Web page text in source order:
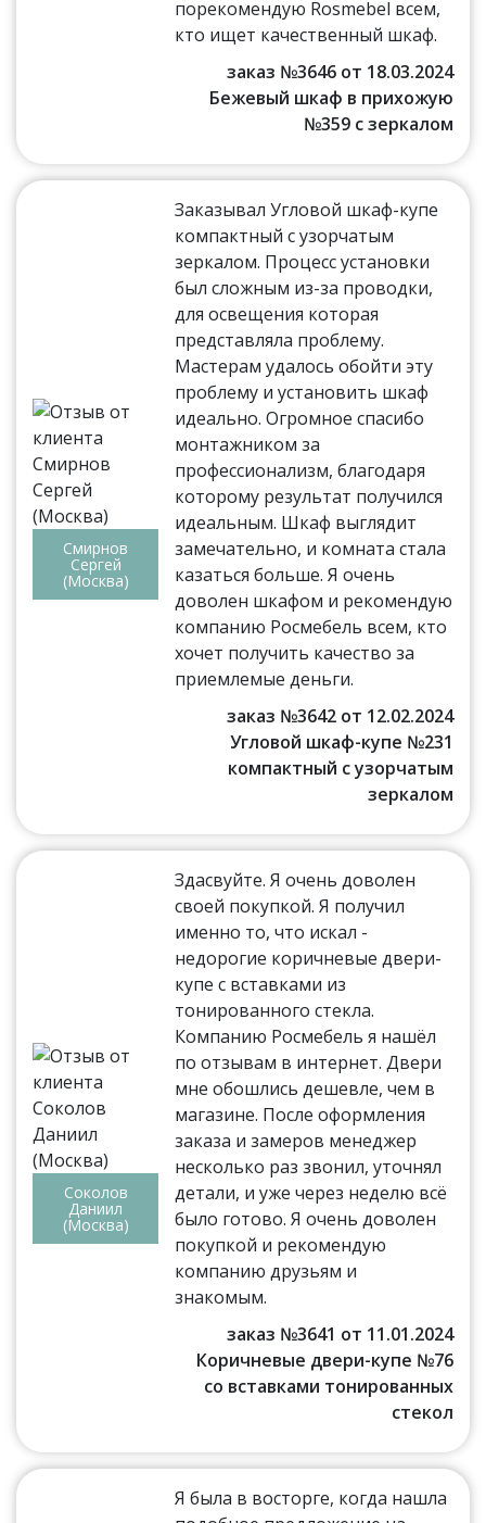
порекомендую Rosmebel всем,
кто ищет качественный шкаф.
заказ №3646 от 18.03.2024
Бежевый шкаф в прихожую
№359 с зеркалом
Смирнов
Сергей
(Москва)
Заказывал Угловой шкаф-купе
компактный с узорчатым
зеркалом. Процесс установки
был сложным из-за проводки,
для освещения которая
представляла проблему.
Мастерам удалось обойти эту
проблему и установить шкаф
идеально. Огромное спасибо
монтажником за
профессионализм, благодаря
которому результат получился
идеальным. Шкаф выглядит
замечательно, и комната стала
казаться больше. Я очень
доволен шкафом и рекомендую
компанию Росмебель всем, кто
хочет получить качество за
приемлемые деньги.
заказ №3642 от 12.02.2024
Угловой шкаф-купе №231
компактный с узорчатым
зеркалом
Соколов
Даниил
(Москва)
Здасвуйте. Я очень доволен
своей покупкой. Я получил
именно то, что искал -
недорогие коричневые двери-
купе с вставками из
тонированного стекла.
Компанию Росмебель я нашёл
по отзывам в интернет. Двери
мне обошлись дешевле, чем в
магазине. После оформления
заказа и замеров менеджер
несколько раз звонил, уточнял
детали, и уже через неделю всё
было готово. Я очень доволен
покупкой и рекомендую
компанию друзьям и
знакомым.
заказ №3641 от 11.01.2024
Коричневые двери-купе №76
со вставками тонированных
стекол
Я была в восторге, когда нашла